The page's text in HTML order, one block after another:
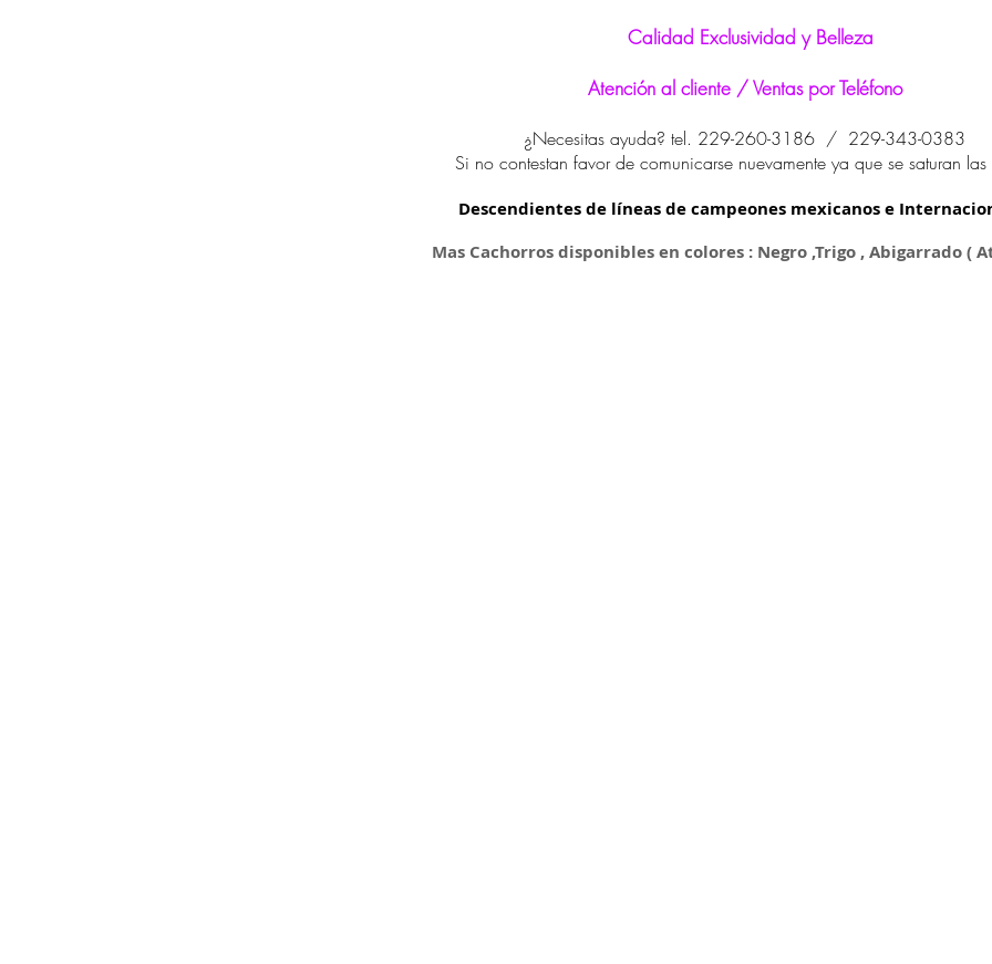
Calidad Exclusividad y Belleza
Atención al cliente / Ventas por Teléfono
¿Necesitas ayuda? tel. 229-260-3186 / 229-343-0383
Si no contestan favor de comunicarse nuevamente ya que se saturan las
Descendientes de líneas de campeones mexicanos e
Mas Cachorros disponibles en colores : Negro ,Trigo , Abigarrado (